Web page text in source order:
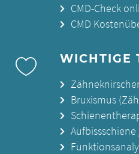
CMD-Check
CMD
WICHTIGE
Bruxismus